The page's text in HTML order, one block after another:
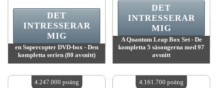
en Supercopter DVD-box - Den
kompletta serien (80 avsnitt)
Antal tillgängliga:4
DET
INTRESSERAR
MIG
A Quantum Leap Box Set - De
kompletta 5 säsongerna med 97
avsnitt
Antal tillgängliga:4
DET
INTRESSERAR
MIG
4.247.000 poäng 4.161.700 poäng